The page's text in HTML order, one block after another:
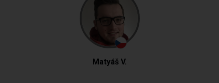
Matyáš V.